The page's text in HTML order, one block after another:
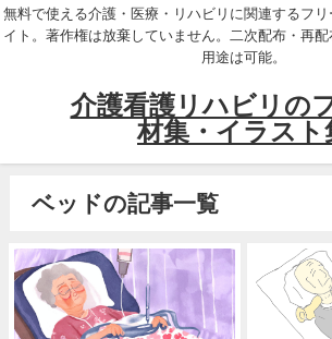
無料で使える介護・医療・リハビリに関連するフ
イト。著作権は放棄していません。二次配布・再
用途は可能。
介護看護リハビリの
材集・イラスト
ベッドの記事一覧